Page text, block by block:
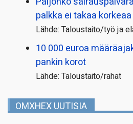
palkka ei takaa
Lähde: Taloustaito/työ ja
10 000 euroa
pankin korot
Lähde: Taloustaito/rahat
OMXHEX UUTISIA